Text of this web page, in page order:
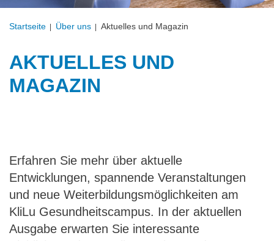
Startseite Über uns Aktuelles und Magazin
AKTUELLES UND
MAGAZIN
Erfahren Sie mehr über aktuelle
Entwicklungen, spannende Veranstaltungen
und neue Weiterbildungsmöglichkeiten am
KliLu Gesundheitscampus. In der aktuellen
Ausgabe erwarten Sie interessante